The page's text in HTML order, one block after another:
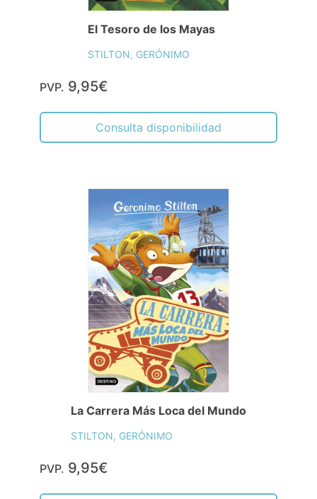
Consulta disponibilidad
Más Chistes Morrocotudos
STILTON, GERÓNIMO
10,95€
Comprar